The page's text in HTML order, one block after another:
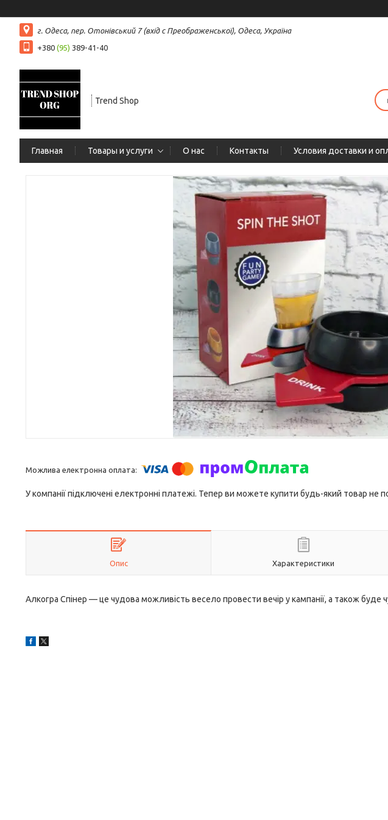
г. Одеса, пер. Отонівський 7 (вхід с Преображенської), Одеса, Україна
+380 (95) 389-41-40
Trend Shop
Главная Товары и услуги О нас Контакты Условия доставки и
У компанії підключені електронні платежі. Тепер ви можете купити будь-який товар не
Опис Характеристики
Алкогра Спінер — це чудова можливість весело провести вечір у кампанії, а також